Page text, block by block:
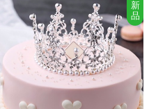
新
品